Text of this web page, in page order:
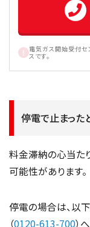
電気ガス開始受付
スです。
停電で止まった
料金滞納の心当た
可能性があります。
停電の場合は、以
（0120-613-700）